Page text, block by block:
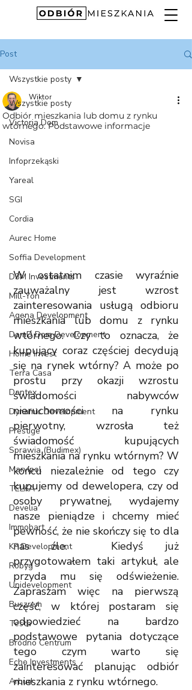
Post
Wszystkie posty
Victoria Dom
Novisa
Infoprzekąski
Yareal
SGI
Cordia
Aurec Home
Soffia Development
D3M Investments
Mill-Yon
Agena Development
DomD Dom Development
Home Invest
Terra Casa
Dantex
Dynamic Development
Prestige
Sprawia (Budimex)
Marvipol
TELKA
Develia
Immobart
KP Development
Robyg
Unidevelopment
Buszrem
Testa
Bródno Centrum
Echo Investments
Arbud
Wszystkie posty
Odbiór mieszkania lub domu z rynku
wtórnego. Podstawowe informacje
Wiktor
W ostatnim czasie wyraźnie
zauważalny jest wzrost
zainteresowania usługą odbioru
mieszkania lub domu z rynku
wtórnego. Czy to oznacza, że
kupujący coraz częściej decydują
się na rynek wtórny? A może po
prostu przy okazji wzrostu
świadomości nabywców
nieruchomości na rynku
pierwotny, wzrosła też
świadomość kupujących
mieszkania na rynku wtórnym? W
końcu niezależnie od tego czy
kupujemy od dewelopera, czy od
osoby prywatnej, wydajemy
nasze pieniądze i chcemy mieć
pewność, że nie skończy się to dla
nas źle.  Kiedyś już
przygotowałem taki artykuł, ale
przyda mu się odświeżenie.
Zapraszam więc na pierwszą
część, w której postaram się
odpowiedzieć na bardzo
podstawowe pytania dotyczące
tego czym warto się
zainteresować planując odbiór
mieszkania z rynku wtórnego.